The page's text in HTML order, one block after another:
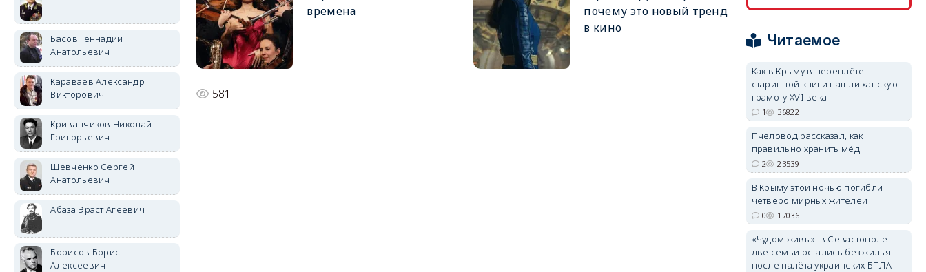
времена
почему это новый тренд
в кино
581
Басов Геннадий
Анатольевич
Караваев Александр
Викторович
Криванчиков Николай
Григорьевич
Шевченко Сергей
Анатольевич
Абаза Эраст Агеевич
Борисов Борис
Алексеевич
erid: 2SDnjcrDNw6
erid: 2SDnjdPjgYS
Читаемое
Как в Крыму в переплёте
старинной книги нашли ханскую
грамоту XVI века
1 36822
Пчеловод рассказал, как
правильно хранить мёд
2 23539
В Крыму этой ночью погибли
четверо мирных жителей
0 17036
«Чудом живы»: в Севастополе
две семьи остались без жилья
после налёта украинских БПЛА